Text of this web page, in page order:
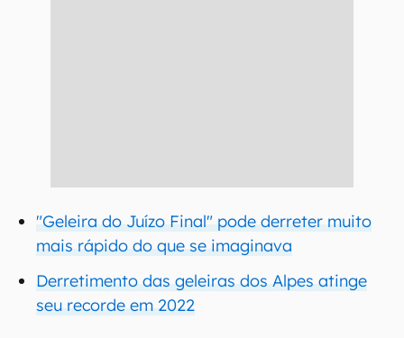
"Geleira do Juízo Final" pode derreter muito
mais rápido do que se imaginava
Derretimento das geleiras dos Alpes atinge
seu recorde em 2022